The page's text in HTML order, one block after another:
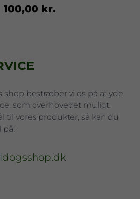
100,00 kr.
shop bestræber vi os på at yde
som overhovedet muligt.
til vores produkter, så kan du
på: